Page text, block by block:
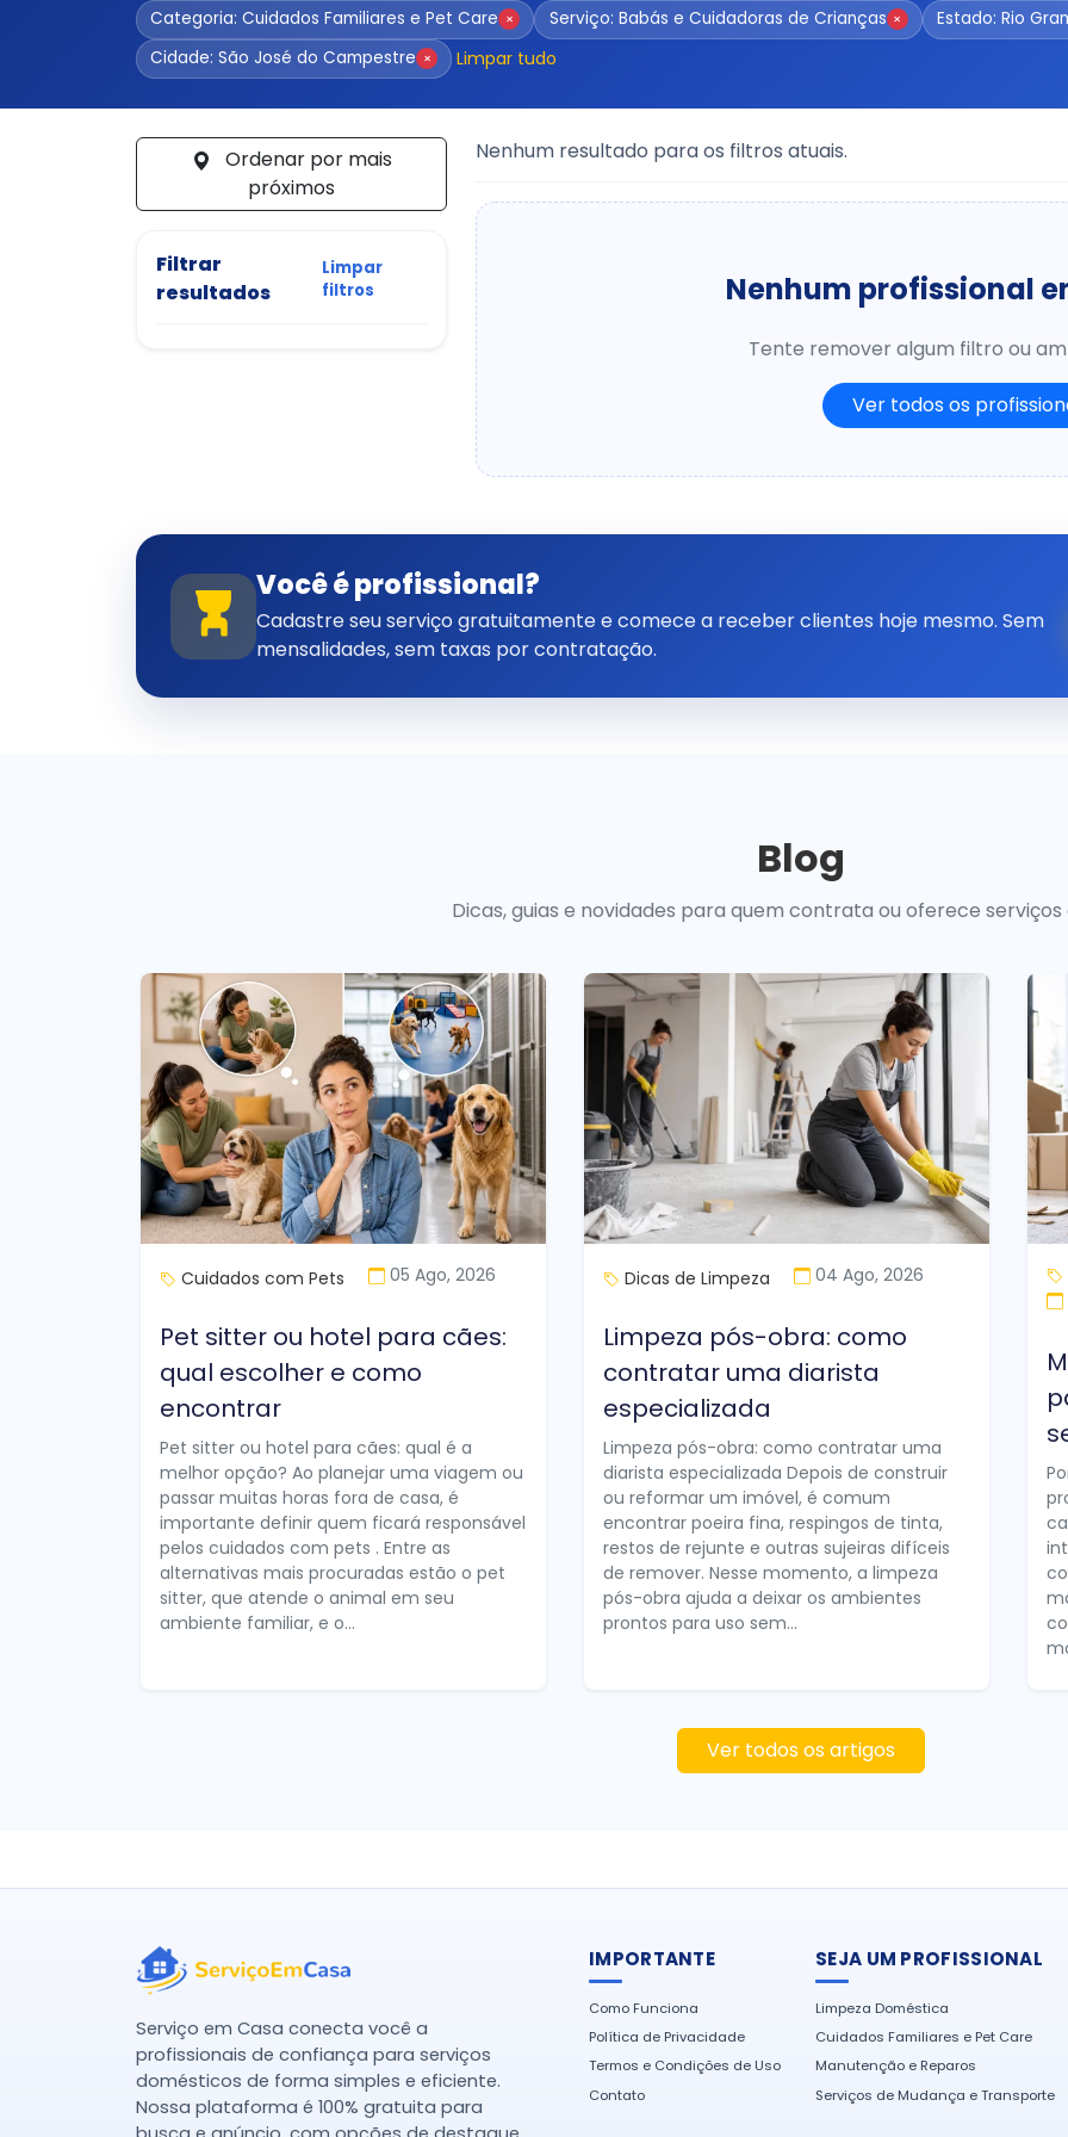
Categoria: Cuidados Familiares e Pet Care × Serviço: Babás e Cuidadoras de Crianças ×
Estado: Rio
Cidade: São José do Campestre × Limpar tudo
próximos
Filtrar
resultados
Limpar
filtros
Nenhum resultado para os filtros atuais.
Nenhum profissional
Tente remover algum filtro ou
Ver todos os
Você é profissional?
Cadastre seu serviço gratuitamente e comece a receber clientes hoje mesmo. Sem
mensalidades, sem taxas por contratação.
Blog
Dicas, guias e novidades para quem contrata ou oferece serviços
Cuidados com Pets 05 Ago, 2026
Pet sitter ou hotel para cães:
qual escolher e como
encontrar
Pet sitter ou hotel para cães: qual é a
melhor opção? Ao planejar uma viagem ou
passar muitas horas fora de casa, é
importante definir quem ficará responsável
pelos cuidados com pets . Entre as
alternativas mais procuradas estão o pet
sitter, que atende o animal em seu
ambiente familiar, e o...
Dicas de Limpeza 04 Ago, 2026
Limpeza pós-obra: como
contratar uma diarista
especializada
Limpeza pós-obra: como contratar uma
diarista especializada Depois de construir
ou reformar um imóvel, é comum
encontrar poeira fina, respingos de tinta,
restos de rejunte e outras sujeiras difíceis
de remover. Nesse momento, a limpeza
pós-obra ajuda a deixar os ambientes
prontos para uso sem...
Ver todos os artigos
Serviço em Casa conecta você a
profissionais de confiança para serviços
domésticos de forma simples e eficiente.
Nossa plataforma é 100% gratuita para
IMPORTANTE
Como Funciona
Política de Privacidade
Termos e Condições de Uso
Contato
SEJA UM PROFISSIONAL
Limpeza Doméstica
Cuidados Familiares e Pet Care
Manutenção e Reparos
Serviços de Mudança e Transporte